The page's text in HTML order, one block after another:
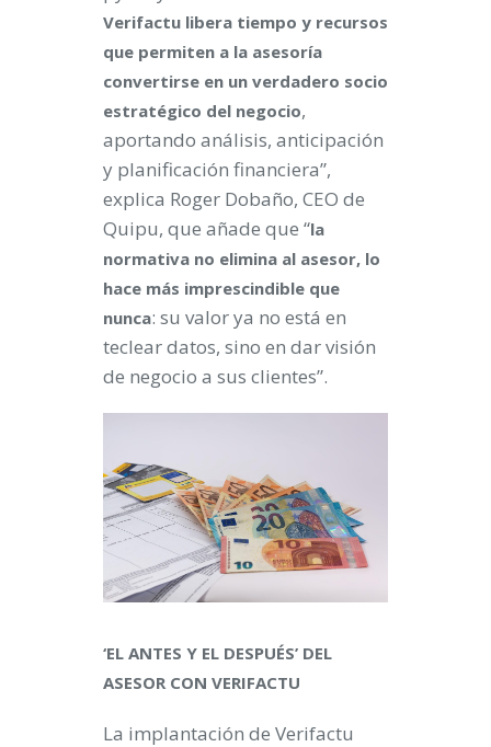
Verifactu libera tiempo y recursos
que permiten a la asesoría
convertirse en un verdadero socio
estratégico del negocio,
aportando análisis, anticipación
y planificación financiera”,
explica Roger Dobaño, CEO de
Quipu, que añade que “la
normativa no elimina al asesor, lo
hace más imprescindible que
nunca: su valor ya no está en
teclear datos, sino en dar visión
de negocio a sus clientes”.
‘EL ANTES Y EL DESPUÉS’ DEL
ASESOR CON VERIFACTU
La implantación de Verifactu